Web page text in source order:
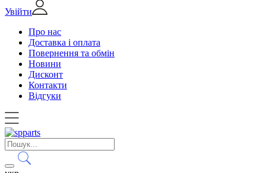
Увійти
Про нас
Доставка і оплата
Повернення та обмін
Новини
Дисконт
Контакти
Відгуки